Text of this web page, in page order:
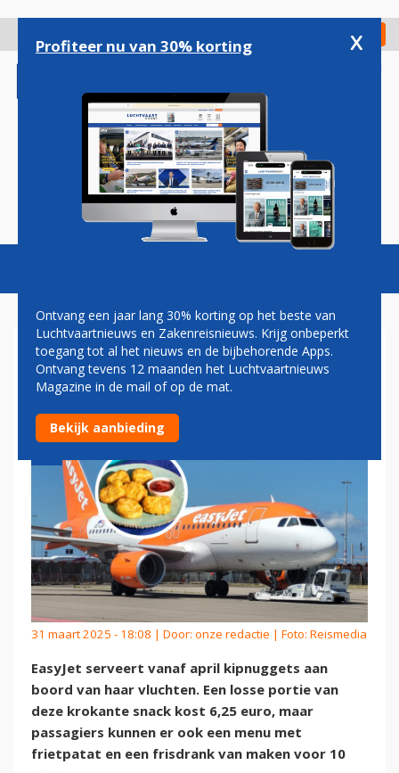
gaan
Check in
Magazine Podcasts Vacatures
EASYJET VOEGT KIPNUGGETS
AAN MENU TOE
31 maart 2025 - 18:08 | Door: onze redactie | Foto: Reismedia
EasyJet serveert vanaf april kipnuggets aan
boord van haar vluchten. Een losse portie van
deze krokante snack kost 6,25 euro, maar
passagiers kunnen er ook een menu met
frietpatat en een frisdrank van maken voor 10
Profiteer nu van 30% korting x
Ontvang een jaar lang 30% korting op het beste van
Luchtvaartnieuws en Zakenreisnieuws. Krijg onbeperkt
toegang tot al het nieuws en de bijbehorende Apps.
Ontvang tevens 12 maanden het Luchtvaartnieuws
Magazine in de mail of op de mat.
Bekijk aanbieding